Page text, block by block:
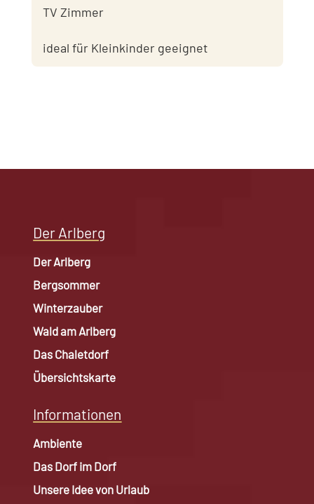
TV Zimmer
ideal für Kleinkinder geeignet
Der Arlberg
Der Arlberg
Bergsommer
Winterzauber
Wald am Arlberg
Das Chaletdorf
Übersichtskarte
Informationen
Ambiente
Das Dorf im Dorf
Unsere Idee von Urlaub